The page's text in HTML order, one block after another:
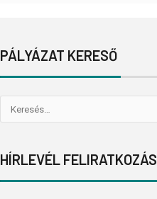
PÁLYÁZAT KERESŐ
HÍRLEVÉL FELIRATKOZÁS